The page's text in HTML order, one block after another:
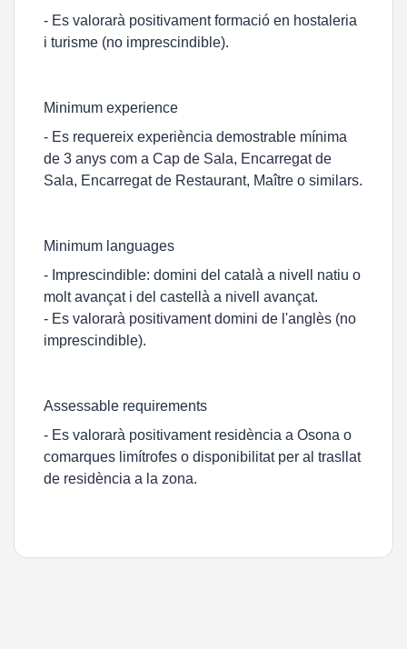
- Es valorarà positivament formació en hostaleria
i turisme (no imprescindible).
Minimum experience
- Es requereix experiència demostrable mínima
de 3 anys com a Cap de Sala, Encarregat de
Sala, Encarregat de Restaurant, Maître o similars.
Minimum languages
- Imprescindible: domini del català a nivell natiu o
molt avançat i del castellà a nivell avançat.
- Es valorarà positivament domini de l'anglès (no
imprescindible).
Assessable requirements
- Es valorarà positivament residència a Osona o
comarques limítrofes o disponibilitat per al trasllat
de residència a la zona.